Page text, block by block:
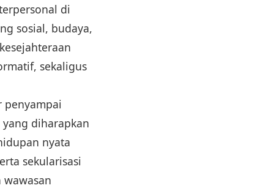
di
sosial, budaya,
sekaligus
penyampai
diharapkan
nyata
sekularisasi